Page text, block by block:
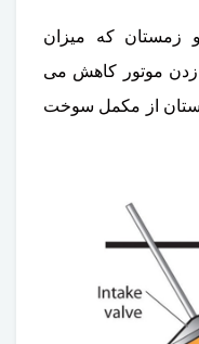
زمستان که میزان
زدن موتور کاهش می
از مکمل سوخت